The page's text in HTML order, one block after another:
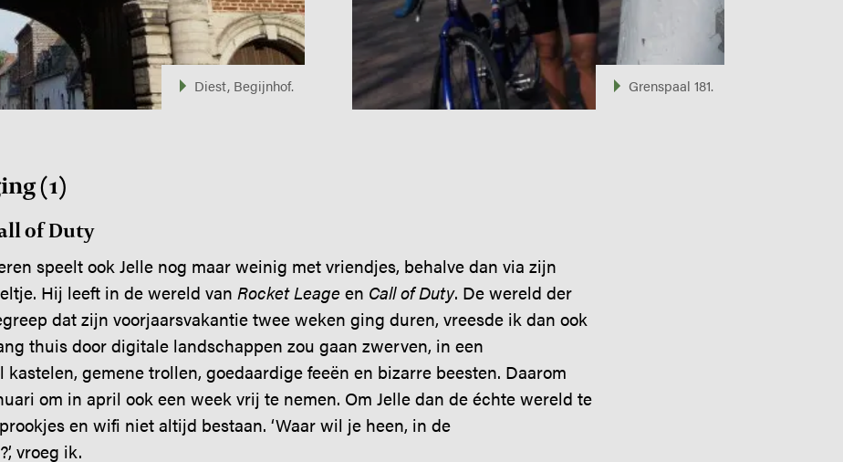
Diest, Begijnhof. Grenspaal 181.
(1)
of Duty
speelt ook Jelle nog maar weinig met vriendjes, behalve dan via zijn
Hij leeft in de wereld van Rocket Leageen Call of Duty. De wereld der
dat zijn voorjaarsvakantie twee weken ging duren, vreesde ik dan ook
thuis door digitale landschappen zou gaan zwerven, in een
gemene trollen, goedaardige feeën en bizarre beesten. Daarom
om in april ook een week vrij te nemen. Om Jelle dan de échte wereld te
en wifi niet altijd bestaan. ‘Waar wil je heen, in de
vroeg ik.